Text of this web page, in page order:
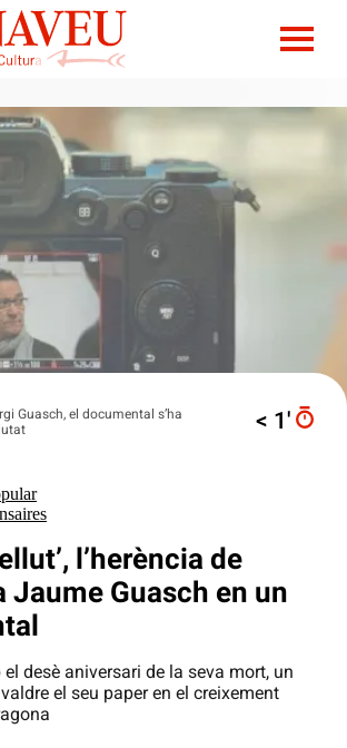
Guasch, el documental s’ha
< 1′
l’herència de
Jaume Guasch en un
desè aniversari de la seva mort, un
el seu paper en el creixement